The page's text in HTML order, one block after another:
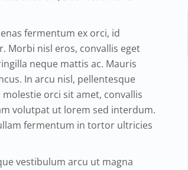
fermentum ex orci, id
Morbi nisl eros, convallis eget
neque mattis ac. Mauris
In arcu nisl, pellentesque
orci sit amet, convallis
volutpat ut lorem sed interdum.
fermentum in tortor ultricies
vestibulum arcu ut magna